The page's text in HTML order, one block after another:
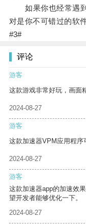
如果你也经常遇到
对是你不可错过的软件
#3#
评论
游客
这款游戏非常好玩，画面
2024-08-27
游客
这款加速器VPM应用程序
2024-08-27
游客
这款加速器app的加速效
望开发者能够优化一下。
2024-08-27